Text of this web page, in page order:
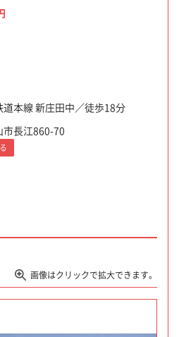
道本線 新庄田中／徒歩18分
市長江860-70
画像はクリックで拡大できます。